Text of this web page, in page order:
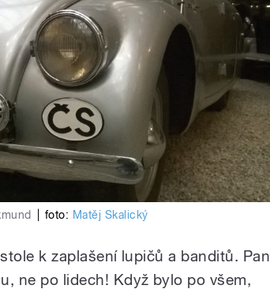
foto: Matěj Skalický
k zaplašení lupičů a banditů. Pan
ne po lidech! Když bylo po všem,